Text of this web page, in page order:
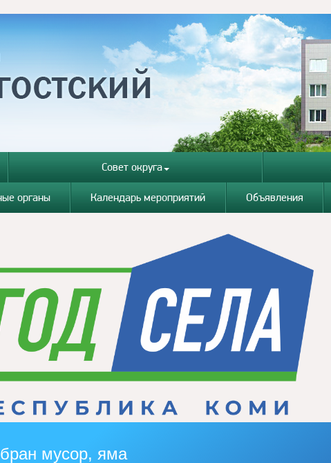
Совет округа
органы Календарь мероприятий Объявления
мусор, яма